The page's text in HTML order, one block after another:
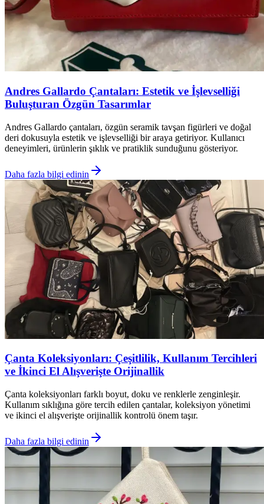
Andres Gallardo Çantaları: Estetik ve İşlevselliği
Buluşturan Özgün Tasarımlar
Andres Gallardo çantaları, özgün seramik tavşan figürleri ve doğal
deri dokusuyla estetik ve işlevselliği bir araya getiriyor. Kullanıcı
deneyimleri, ürünlerin şıklık ve pratiklik sunduğunu gösteriyor.
Daha fazla bilgi edinin
Çanta Koleksiyonları: Çeşitlilik, Kullanım Tercihleri
ve İkinci El Alışverişte Orijinallik
Çanta koleksiyonları farklı boyut, doku ve renklerle zenginleşir.
Kullanım sıklığına göre tercih edilen çantalar, koleksiyon yönetimi
ve ikinci el alışverişte orijinallik kontrolü önem taşır.
Daha fazla bilgi edinin